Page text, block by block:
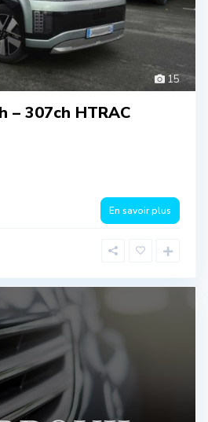
15
– 307ch HTRAC
En savoir plus